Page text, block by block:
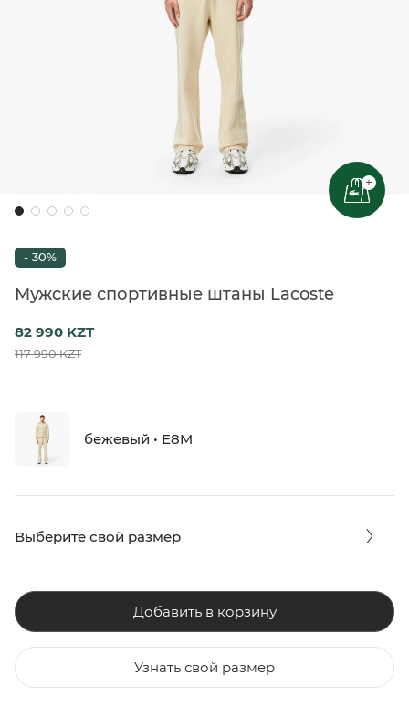
+
- 30%
Мужские спортивные штаны Lacoste
82 990 KZT
117 990 KZT
бежевый • E8M
Выберите свой размер
Добавить в корзину
Узнать свой размер